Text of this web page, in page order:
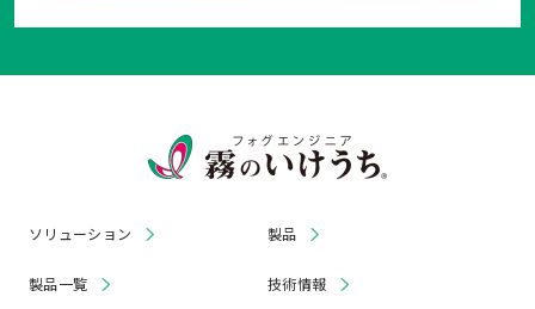
ソリューション 製品
製品一覧 技術情報